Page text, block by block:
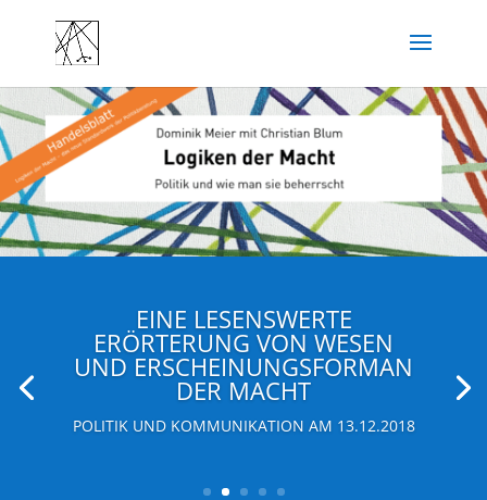
EINE LESENSWERTE
ERÖRTERUNG VON WESEN
UND ERSCHEINUNGSFORMAN
DER MACHT
POLITIK UND KOMMUNIKATION AM 13.12.2018